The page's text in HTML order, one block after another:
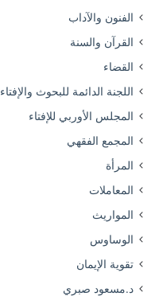
الفنون والآداب
القرآن والسنة
القضاء
اللجنة الدائمة للبحوث والإفتاء
المجلس الأوربي للإفتاء
المجمع الفقهي
المرأة
المعاملات
المواريث
الوساوس
تقوية الإيمان
د.مسعود صبري